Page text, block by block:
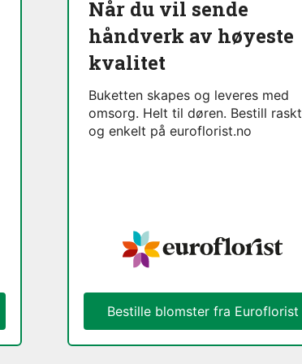
Når du vil sende
håndverk av høyeste
kvalitet
Buketten skapes og leveres med
omsorg. Helt til døren. Bestill raskt
og enkelt på euroflorist.no
Bestille blomster fra Euroflorist